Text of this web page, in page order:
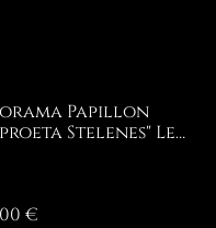
Papillon
Stelenes" Le
€